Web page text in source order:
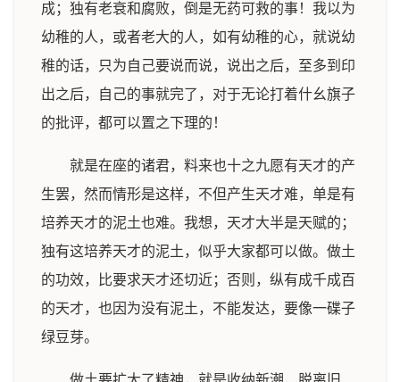
成；独有老衰和腐败，倒是无药可救的事！我以为
幼稚的人，或者老大的人，如有幼稚的心，就说幼
稚的话，只为自己要说而说，说出之后，至多到印
出之后，自己的事就完了，对于无论打着什幺旗子
的批评，都可以置之下理的！
就是在座的诸君，料来也十之九愿有天才的产
生罢，然而情形是这样，不但产生天才难，单是有
培养天才的泥土也难。我想，天才大半是天赋的；
独有这培养天才的泥土，似乎大家都可以做。做土
的功效，比要求天才还切近；否则，纵有成千成百
的天才，也因为没有泥土，不能发达，要像一碟子
绿豆芽。